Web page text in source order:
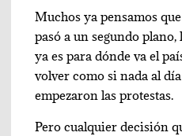
Muchos ya pensamos
pasó a un segundo
ya es para dónde va el
volver como si nada al
empezaron las protestas.
Pero cualquier decisión